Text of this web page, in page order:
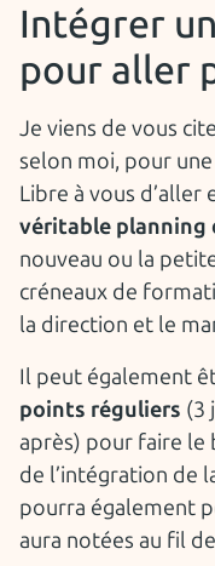
Intégrer
pour aller
Je viens de vous
selon moi, pour
Libre à vous
véritable planning
nouveau ou la
créneaux de
la direction et le
Il peut également
points réguliers (3
après) pour faire le
de l’intégration de
pourra également
aura notées au fil